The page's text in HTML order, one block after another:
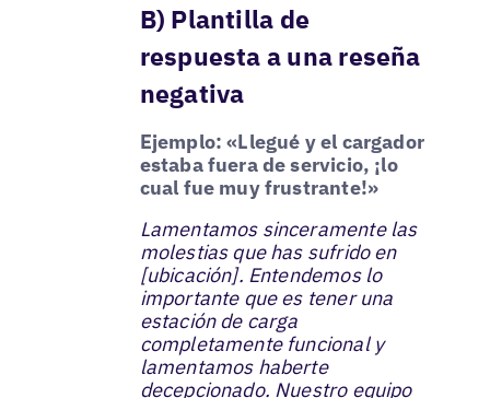
B) Plantilla de
respuesta a una reseña
negativa
Ejemplo: «Llegué y el cargador
estaba fuera de servicio, ¡lo
cual fue muy frustrante!»
Lamentamos sinceramente las
molestias que has sufrido en
[ubicación]. Entendemos lo
importante que es tener una
estación de carga
completamente funcional y
lamentamos haberte
decepcionado. Nuestro equipo